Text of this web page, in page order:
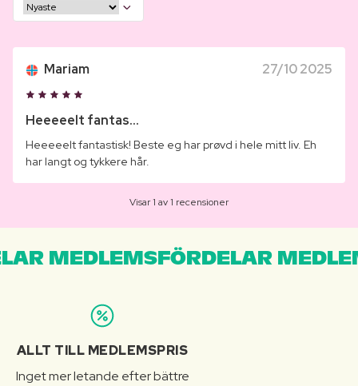
Mariam 27/10 2025
Heeeeelt fantas...
Heeeeelt fantastisk! Beste eg har prøvd i hele mitt liv. Eh
har langt og tykkere hår.
Visar 1 av 1 recensioner
MEDLEMSFÖRDELAR
ALLT TILL MEDLEMSPRIS
Inget mer letande efter bättre